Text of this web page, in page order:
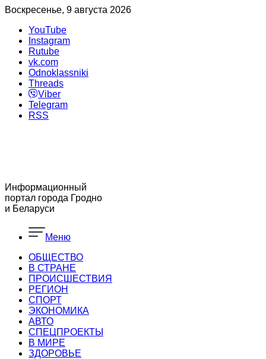
Воскресенье, 9 августа 2026
YouTube
Instagram
Rutube
vk.com
Odnoklassniki
Threads
Viber
Telegram
RSS
Информационный
портал города Гродно
и Беларуси
Меню
ОБЩЕСТВО
В СТРАНЕ
ПРОИСШЕСТВИЯ
РЕГИОН
CПОРТ
ЭКОНОМИКА
АВТО
СПЕЦПРОЕКТЫ
В МИРЕ
ЗДОРОВЬЕ